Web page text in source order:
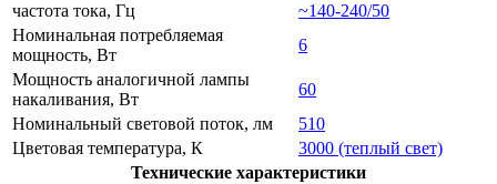
частота тока, Гц
~140-240/50
Номинальная потребляемая
мощность, Вт
6
Мощность аналогичной лампы
накаливания, Вт
60
Номинальный световой поток, лм
510
Цветовая температура, К
3000 (теплый свет)
Технические характеристики